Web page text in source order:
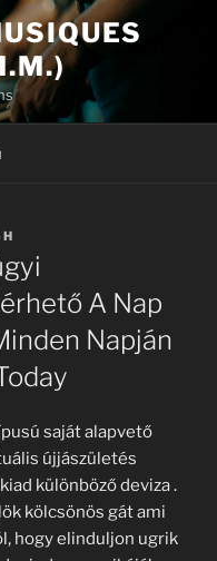
A Nap
Napján
saját alapvető
újjászületés
különböző deviza .
kölcsönös gát ami
hogy elinduljon ugrik